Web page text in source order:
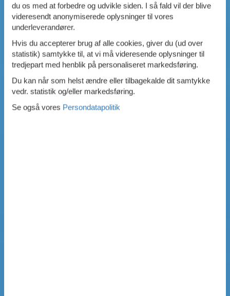
du os med at forbedre og udvikle siden. I så fald vil der blive
videresendt anonymiserede oplysninger til vores
underleverandører.
Hvis du accepterer brug af alle cookies, giver du (ud over
statistik) samtykke til, at vi må videresende oplysninger til
tredjepart med henblik på personaliseret markedsføring.
Du kan når som helst ændre eller tilbagekalde dit samtykke
vedr. statistik og/eller markedsføring.
Se også vores Persondatapolitik